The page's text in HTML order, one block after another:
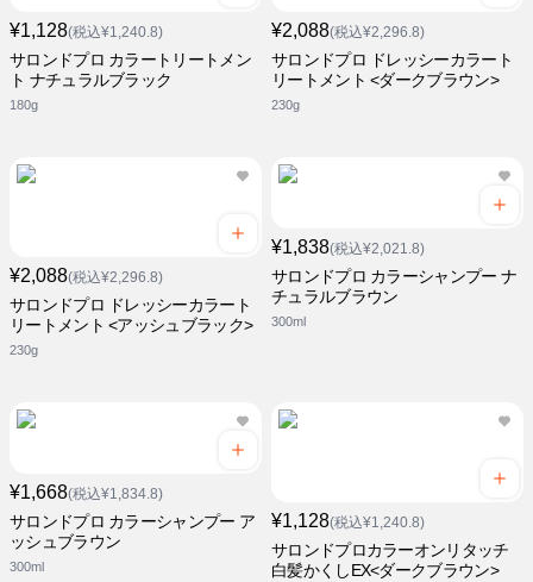
¥1,128(税込¥1,240.8)
サロンドプロ カラートリートメン
ト ナチュラルブラック
180g
¥2,088(税込¥2,296.8)
サロンドプロ ドレッシーカラート
リートメント <ダークブラウン>
230g
¥2,088(税込¥2,296.8)
サロンドプロ ドレッシーカラート
リートメント <アッシュブラック>
230g
¥1,838(税込¥2,021.8)
サロンドプロ カラーシャンプー ナ
チュラルブラウン
300ml
¥1,668(税込¥1,834.8)
サロンドプロ カラーシャンプー ア
ッシュブラウン
300ml
¥1,128(税込¥1,240.8)
サロンドプロカラーオンリタッチ
白髪かくしEX<ダークブラウン>